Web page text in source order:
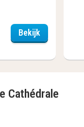
Bekijk
Cathédrale